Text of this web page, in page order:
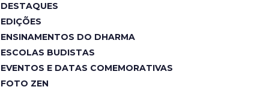
DESTAQUES
EDIÇÕES
ENSINAMENTOS DO DHARMA
ESCOLAS BUDISTAS
EVENTOS E DATAS COMEMORATIVAS
FOTO ZEN